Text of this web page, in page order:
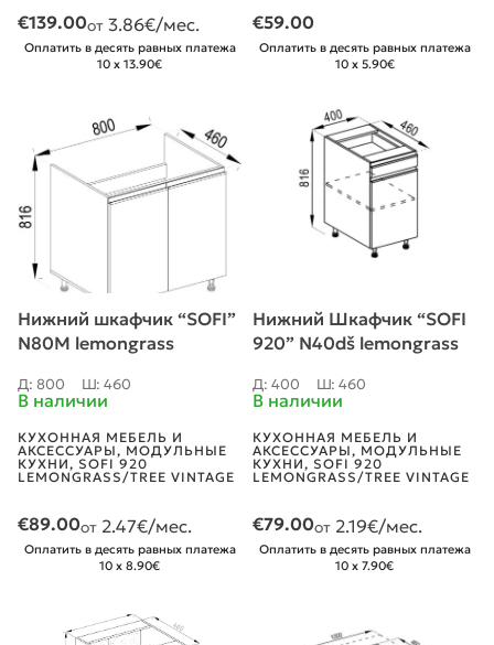
€139.00от 3.86€/мес.
Оплатить в десять равных платежа
10 x 13.90€
€59.00
Оплатить в десять равных платежа
10 x 5.90€
Нижний шкафчик “SOFI”
N80M lemongrass
Д: 800 Ш: 460
В наличии
КУХОННАЯ МЕБЕЛЬ И
АКСЕССУАРЫ, МОДУЛЬНЫЕ
КУХНИ, SOFI 920
LEMONGRASS/TREE VINTAGE
€89.00от 2.47€/мес.
Оплатить в десять равных платежа
10 x 8.90€
Нижний Шкафчик “SOFI
920” N40dš lemongrass
Д: 400 Ш: 460
В наличии
КУХОННАЯ МЕБЕЛЬ И
АКСЕССУАРЫ, МОДУЛЬНЫЕ
КУХНИ, SOFI 920
LEMONGRASS/TREE VINTAGE
€79.00от 2.19€/мес.
Оплатить в десять равных платежа
10 x 7.90€